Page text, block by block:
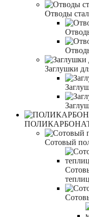
Отводы
Заглушки
Сотовый